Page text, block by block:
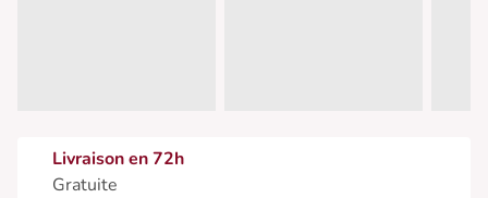
Livraison en 72h
Gratuite